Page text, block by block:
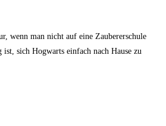
wenn man nicht auf eine Zaubererschule
sich Hogwarts einfach nach Hause zu